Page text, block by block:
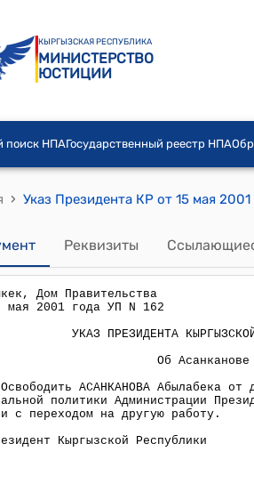
КЫРГЫЗСКАЯ РЕСПУБЛИКА
МИНИСТЕРСТВО
ЮСТИЦИИ
поиск НПАГосударственный реестр НПА
› Указ Президента КР от 15 мая
Реквизиты